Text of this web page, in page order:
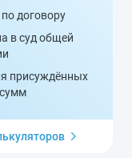
договору
в суд общей
присуждённых